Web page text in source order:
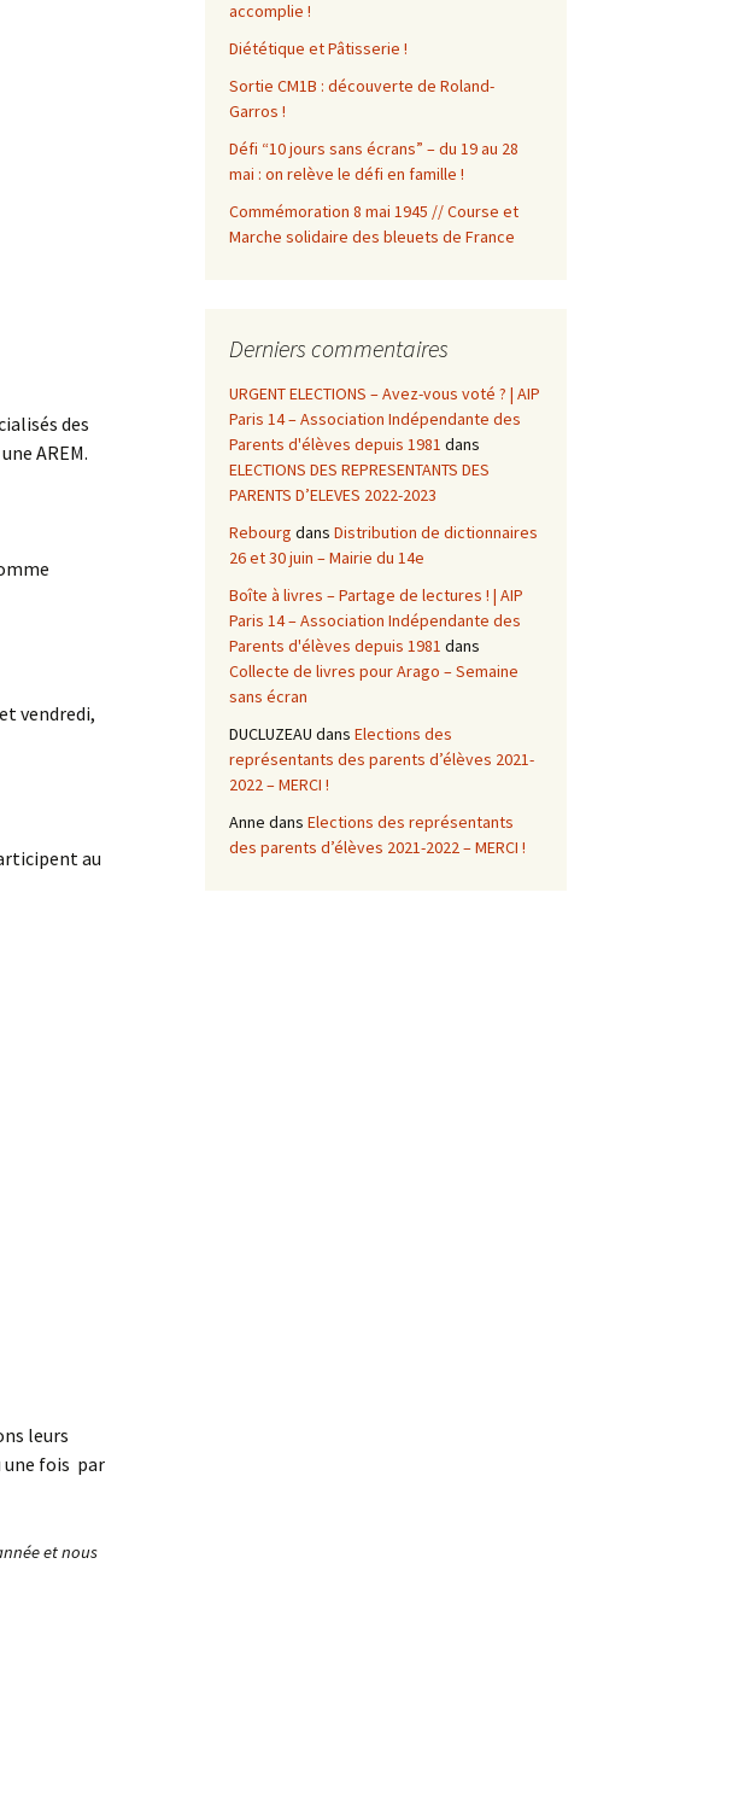
des
AREM.
vendredi,
au
leurs
une fois par
et nous
accomplie !
Diététique et Pâtisserie !
Sortie CM1B : découverte de Roland-
Garros !
Défi “10 jours sans écrans” – du 19 au 28
mai : on relève le défi en famille !
Commémoration 8 mai 1945 // Course et
Marche solidaire des bleuets de France
Derniers commentaires
URGENT ELECTIONS – Avez-vous voté ? | AIP
Paris 14 – Association Indépendante des
Parents d'élèves depuis 1981 dans
ELECTIONS DES REPRESENTANTS DES
PARENTS D’ELEVES 2022-2023
Rebourg dans Distribution de dictionnaires
26 et 30 juin – Mairie du 14e
Boîte à livres – Partage de lectures ! | AIP
Paris 14 – Association Indépendante des
Parents d'élèves depuis 1981 dans
Collecte de livres pour Arago – Semaine
sans écran
DUCLUZEAU dans Elections des
représentants des parents d’élèves 2021-
2022 – MERCI !
Anne dans Elections des représentants
des parents d’élèves 2021-2022 – MERCI !